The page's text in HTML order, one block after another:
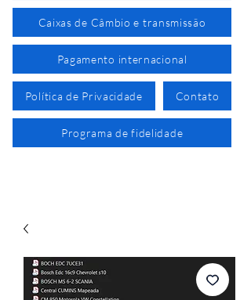
Caixas de Câmbio e transmissão
Pagamento internacional
Política de Privacidade Contato
Programa de fidelidade